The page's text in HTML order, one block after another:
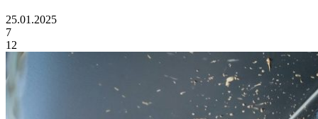
25.01.2025
7
12